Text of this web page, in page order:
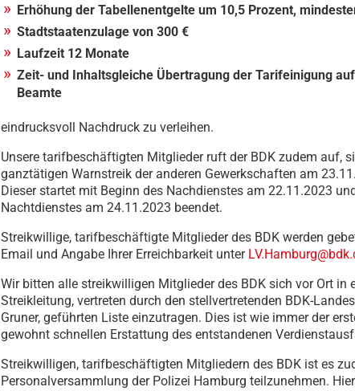
Erhöhung der Tabellenentgelte um 10,5 Prozent,
Stadtstaatenzulage von 300 €
Laufzeit 12 Monate
Zeit- und Inhaltsgleiche Übertragung der Tarifeinigung
Beamte
eindrucksvoll Nachdruck zu verleihen.
Unsere tarifbeschäftigten Mitglieder ruft der BDK zudem auf,
ganztätigen Warnstreik der anderen Gewerkschaften am
Dieser startet mit Beginn des Nachdienstes am 22.11.2023
Nachtdienstes am 24.11.2023 beendet.
Streikwillige, tarifbeschäftigte Mitglieder des BDK werden
Email und Angabe Ihrer Erreichbarkeit unter
Wir bitten alle streikwilligen Mitglieder des BDK sich vor Ort in
Streikleitung, vertreten durch den stellvertretenden BDK-
Gruner, geführten Liste einzutragen. Dies ist wie immer der
gewohnt schnellen Erstattung des entstandenen
Streikwilligen, tarifbeschäftigten Mitgliedern des BDK ist es
Personalversammlung der Polizei Hamburg teilzunehmen.